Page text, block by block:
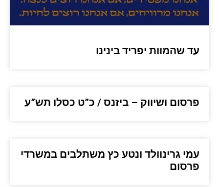
עד שהמוות יפריד בינינו
פרסום ושיווק – ביזנס / כ”ט כסלו תש”ע
עמי גרינוולד ונטע כץ משתלבים במשרדי
פרסום